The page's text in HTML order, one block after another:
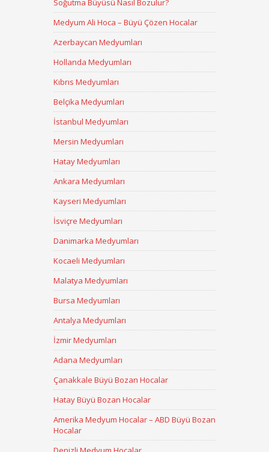
Soğutma Büyüsü Nasıl Bozulur?
Medyum Ali Hoca – Büyü Çözen Hocalar
Azerbaycan Medyumları
Hollanda Medyumları
Kıbrıs Medyumları
Belçika Medyumları
İstanbul Medyumları
Mersin Medyumları
Hatay Medyumları
Ankara Medyumları
Kayseri Medyumları
İsviçre Medyumları
Danimarka Medyumları
Kocaeli Medyumları
Malatya Medyumları
Bursa Medyumları
Antalya Medyumları
İzmir Medyumları
Adana Medyumları
Çanakkale Büyü Bozan Hocalar
Hatay Büyü Bozan Hocalar
Amerika Medyum Hocalar – ABD Büyü Bozan
Hocalar